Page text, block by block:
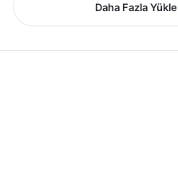
Daha Fazla Yükle